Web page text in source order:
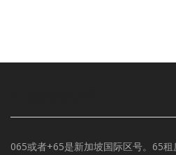
065或者+65是新加坡国际区号。65